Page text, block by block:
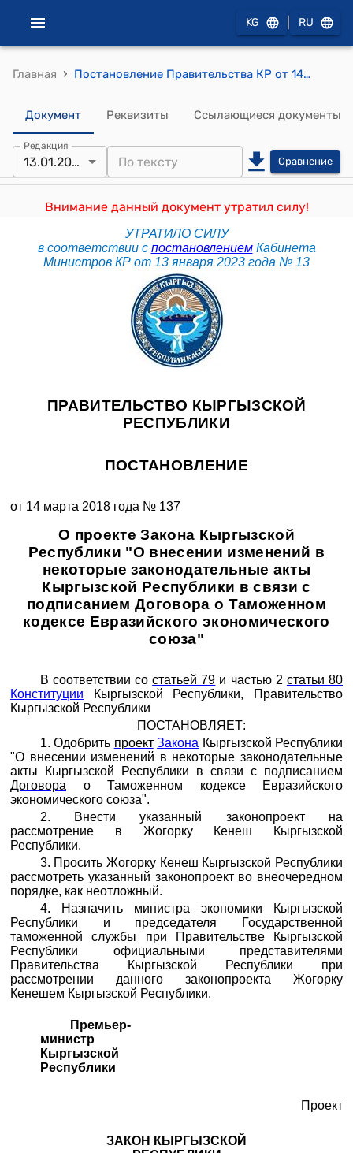
KG RU
Главная › Постановление Правительства КР от 14 марта 2018 года № 137 "О проекте Закона Кыргызской Республики "О внесении изменений в некоторые законодательные акты Кыргызской Республики в связи с подписанием Договора о Таможенном кодексе Евразийского экономического союза"
Документ Реквизиты Ссылающиеся документы
Редакция
13.01.2023 Сравнение
Внимание данный документ утратил силу!